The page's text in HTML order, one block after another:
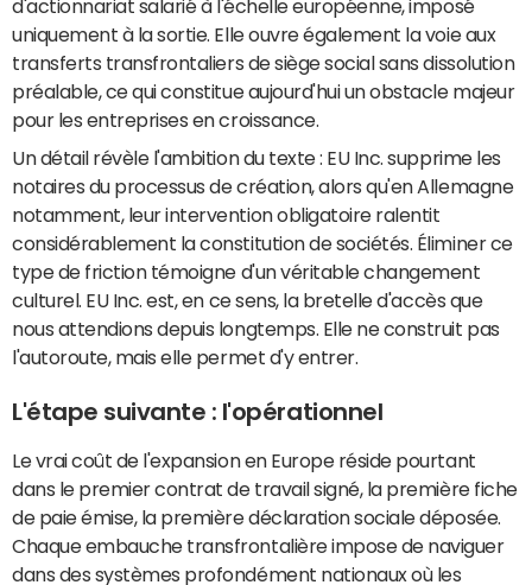
d'actionnariat salarié à l'échelle européenne, imposé
uniquement à la sortie. Elle ouvre également la voie aux
transferts transfrontaliers de siège social sans dissolution
préalable, ce qui constitue aujourd'hui un obstacle majeur
pour les entreprises en croissance.
Un détail révèle l'ambition du texte : EU Inc. supprime les
notaires du processus de création, alors qu'en Allemagne
notamment, leur intervention obligatoire ralentit
considérablement la constitution de sociétés. Éliminer ce
type de friction témoigne d'un véritable changement
culturel. EU Inc. est, en ce sens, la bretelle d'accès que
nous attendions depuis longtemps. Elle ne construit pas
l'autoroute, mais elle permet d'y entrer.
L'étape suivante : l'opérationnel
Le vrai coût de l'expansion en Europe réside pourtant
dans le premier contrat de travail signé, la première fiche
de paie émise, la première déclaration sociale déposée.
Chaque embauche transfrontalière impose de naviguer
dans des systèmes profondément nationaux où les